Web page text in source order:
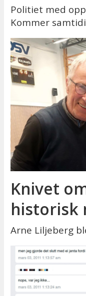
Politiet med
Kommer
Knivet
historisk
Arne Liljeberg